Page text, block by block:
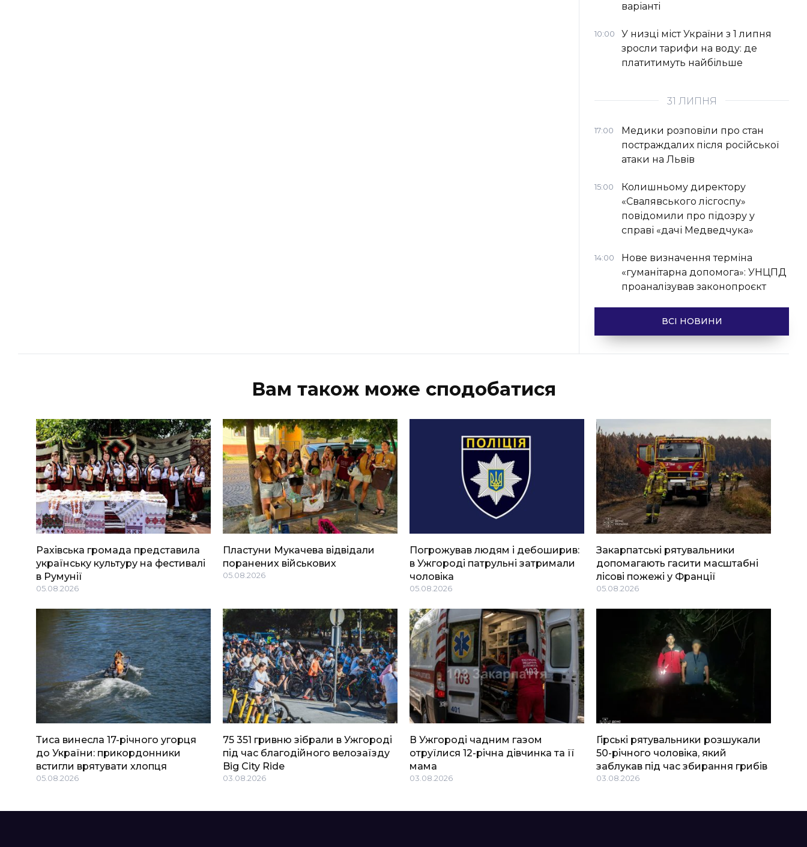
варіанті
10:00
У низці міст України з 1 липня
зросли тарифи на воду: де
платитимуть найбільше
31 ЛИПНЯ
17:00
Медики розповіли про стан
постраждалих після російської
атаки на Львів
15:00
Колишньому директору
«Свалявського лісгоспу»
повідомили про підозру у
справі «дачі Медведчука»
14:00
Нове визначення терміна
«гуманітарна допомога»: УНЦПД
проаналізував законопроєкт
ВСІ НОВИНИ
Вам також може сподобатися
Рахівська громада представила
українську культуру на фестивалі
в Румунії
05.08.2026
Пластуни Мукачева відвідали
поранених військових
05.08.2026
Погрожував людям і дебоширив:
в Ужгороді патрульні затримали
чоловіка
05.08.2026
Закарпатські рятувальники
допомагають гасити масштабні
лісові пожежі у Франції
05.08.2026
Тиса винесла 17-річного угорця
до України: прикордонники
встигли врятувати хлопця
05.08.2026
75 351 гривню зібрали в Ужгороді
під час благодійного велозаїзду
Big Сity Ride
03.08.2026
В Ужгороді чадним газом
отруїлися 12-річна дівчинка та її
мама
03.08.2026
Гірські рятувальники розшукали
50-річного чоловіка, який
заблукав під час збирання грибів
03.08.2026